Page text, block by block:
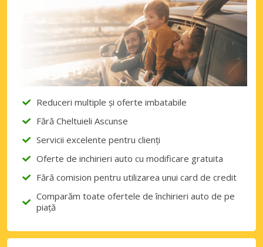
Reduceri multiple și oferte imbatabile
Fără Cheltuieli Ascunse
Servicii excelente pentru clienți
Oferte de inchirieri auto cu modificare gratuita
Fără comision pentru utilizarea unui card de credit
Comparăm toate ofertele de închirieri auto de pe
piață